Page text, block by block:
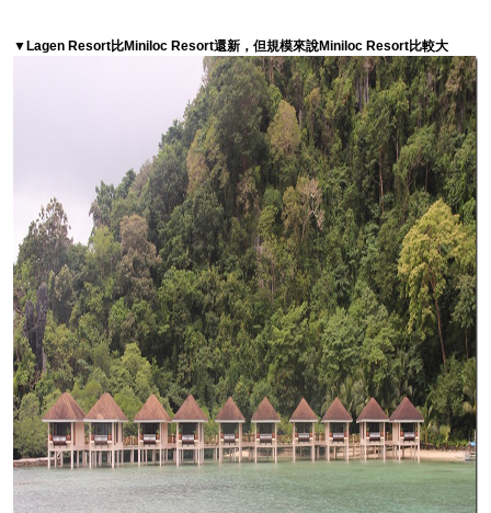
▼Lagen Resort比Miniloc Resort還新，但規模來說Miniloc Resort比較大